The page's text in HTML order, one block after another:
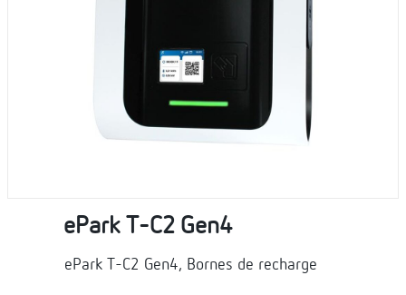
ePark T-C2 Gen4
ePark T-C2 Gen4, Bornes de recharge